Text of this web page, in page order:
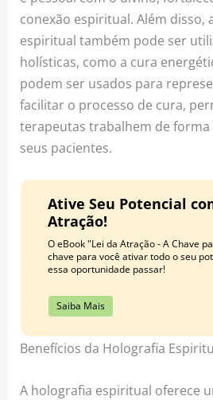
conexão espiritual. Além disso,
espiritual também pode ser
holísticas, como a cura
podem ser usados para
facilitar o processo de cura,
terapeutas trabalhem de forma
seus pacientes.
Ative Seu Potencial
Atração!
O eBook "Lei da Atração - A Chave
chave para você ativar todo o seu
essa oportunidade passar!
Saiba Mais
Benefícios da Holografia
A holografia espiritual oferece